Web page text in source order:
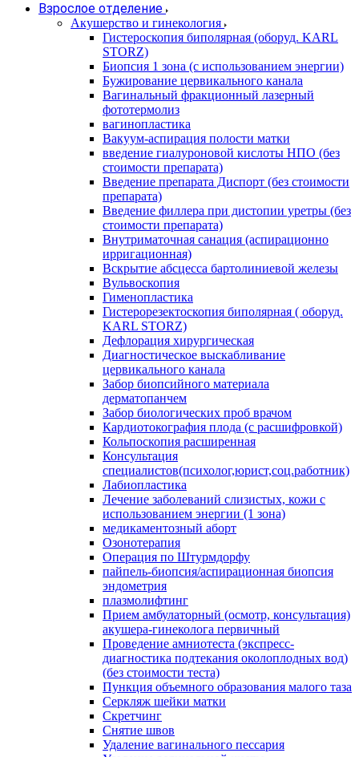
Взрослое отделение
Акушерство и гинекология
Гистероскопия биполярная (оборуд. KARL
STORZ)
Биопсия 1 зона (с использованием энергии)
Бужирование цервикального канала
Вагинальный фракционный лазерный
фототермолиз
вагинопластика
Вакуум-аспирация полости матки
введение гиалуроновой кислоты НПО (без
стоимости препарата)
Введение препарата Диспорт (без стоимости
препарата)
Введение филлера при дистопии уретры (без
стоимости препарата)
Внутриматочная санация (аспирационно
ирригационная)
Вскрытие абсцесса бартолиниевой железы
Вульвоскопия
Гименопластика
Гистерорезектоскопия биполярная ( оборуд.
KARL STORZ)
Дефлорация хирургическая
Диагностическое выскабливание
цервикального канала
Забор биопсийного материала
дерматопанчем
Забор биологических проб врачом
Кардиотокография плода (с расшифровкой)
Кольпоскопия расширенная
Консультация
специалистов(психолог,юрист,соц.работник)
Лабиопластика
Лечение заболеваний слизистых, кожи с
использованием энергии (1 зона)
медикаментозный аборт
Озонотерапия
Операция по Штурмдорфу
пайпель-биопсия/аспирационная биопсия
эндометрия
плазмолифтинг
Прием амбулаторный (осмотр, консультация)
акушера-гинеколога первичный
Проведение амниотеста (экспресс-
диагностика подтекания околоплодных вод)
(без стоимости теста)
Пункция объемного образования малого таза
Серкляж шейки матки
Скретчинг
Снятие швов
Удаление вагинального пессария